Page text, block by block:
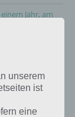
Jahr, am
im Juli
unserem
ist
eine